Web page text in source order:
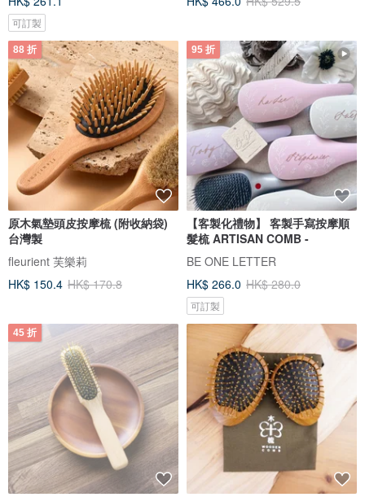
可訂製
88 折
原木氣墊頭皮按摩梳 (附收納袋)
台灣製
fleurient 芙樂莉
HK$ 150.4 HK$ 170.8
95 折
【客製化禮物】 客製手寫按摩順
髮梳 ARTISAN COMB -
BE ONE LETTER
HK$ 266.0 HK$ 280.0
可訂製
45 折